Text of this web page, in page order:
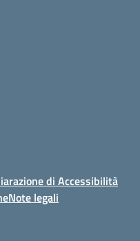
di Accessibilità
Note legali